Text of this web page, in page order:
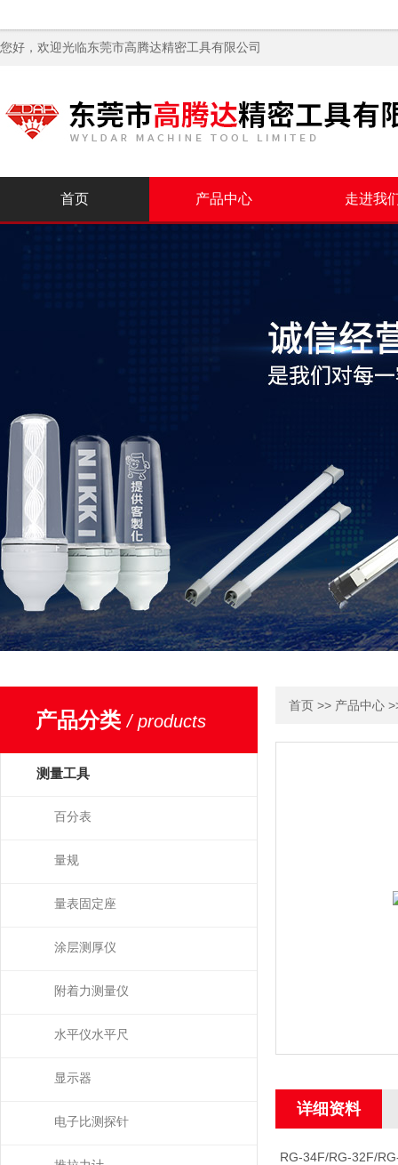
您好，欢迎光临东莞市高腾达精密工具有限公司
首页 产品中心 走进我
产品分类/ products
测量工具
百分表
量规
量表固定座
涂层测厚仪
附着力测量仪
水平仪水平尺
显示器
电子比测探针
首页 >> 产品中心
详细资料
RG-34F/RG-32F/